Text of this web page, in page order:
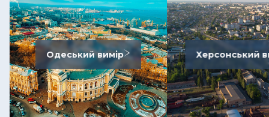
Одеський вимір Херсонський